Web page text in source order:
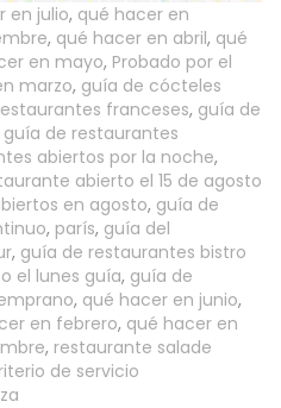
en julio, qué hacer en
, qué hacer en abril, qué
en mayo, Probado por el
marzo, guía de cócteles
franceses, guía de
de restaurantes
abiertos por la noche,
abierto el 15 de agosto
en agosto, guía de
, parís, guía del
, guía de restaurantes bistro
el lunes guía, guía de
, qué hacer en junio,
en febrero, qué hacer en
, restaurante salade
de servicio